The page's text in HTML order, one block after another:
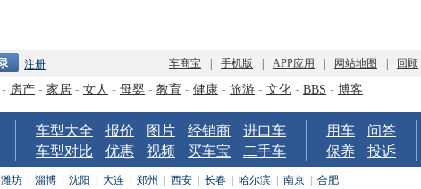
注册 车商宝 手机版 APP应用 网站地图 回顾
- 房产 - 家居 - 女人 - 母婴 - 教育 - 健康 - 旅游 - 文化 - BBS - 博客
车型大全 报价 图片 经销商
进口车
车型对比
优惠 视频 买车宝 二手车
用车
问答
保养
投诉
潍坊 淄博 沈阳 大连 郑州 西安 长春 哈尔滨 南京 合肥